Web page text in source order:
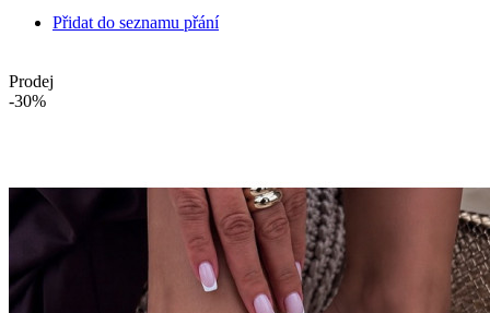
Přidat do seznamu přání
Prodej
-30%